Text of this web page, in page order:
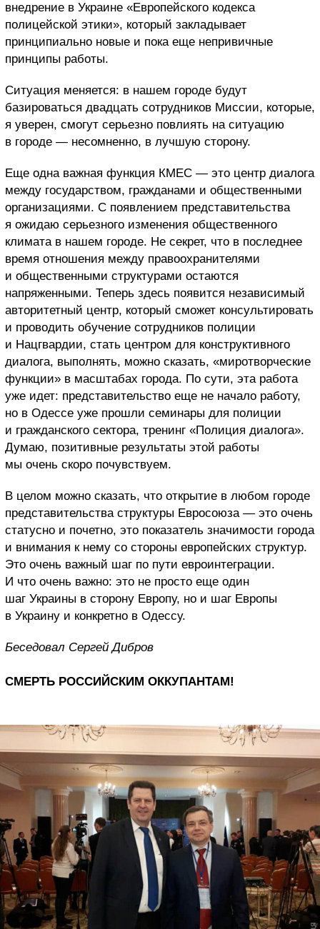
внедрение в Украине «Европейского кодекса
полицейской этики», который закладывает
принципиально новые и пока еще непривичные
принципы работы.
Ситуация меняется: в нашем городе будут
базироваться двадцать сотрудников Миссии, которые,
я уверен, смогут серьезно повлиять на ситуацию
в городе — несомненно, в лучшую сторону.
Еще одна важная функция КМЕС — это центр диалога
между государством, гражданами и общественными
организациями. С появлением представительства
я ожидаю серьезного изменения общественного
климата в нашем городе. Не секрет, что в последнее
время отношения между правоохранителями
и общественными структурами остаются
напряженными. Теперь здесь появится независимый
авторитетный центр, который сможет консультировать
и проводить обучение сотрудников полиции
и Нацгвардии, стать центром для конструктивного
диалога, выполнять, можно сказать, «миротворческие
функции» в масштабах города. По сути, эта работа
уже идет: представительство еще не начало работу,
но в Одессе уже прошли семинары для полиции
и гражданского сектора, тренинг «Полиция диалога».
Думаю, позитивные результаты этой работы
мы очень скоро почувствуем.
В целом можно сказать, что открытие в любом городе
представительства структуры Евросоюза — это очень
статусно и почетно, это показатель значимости города
и внимания к нему со стороны европейских структур.
Это очень важный шаг по пути евроинтеграции.
И что очень важно: это не просто еще один
шаг Украины в сторону Европу, но и шаг Европы
в Украину и конкретно в Одессу.
Беседовал Сергей Дибров
СМЕРТЬ РОССИЙСКИМ ОККУПАНТАМ!